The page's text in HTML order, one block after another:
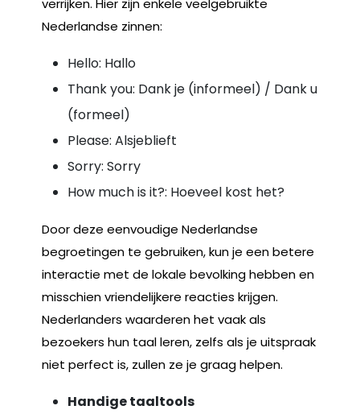
Nederlandse zinnen:
Hello: Hallo
Thank you: Dank je (informeel) / Dank u
(formeel)
Please: Alsjeblieft
Sorry: Sorry
How much is it?: Hoeveel kost het?
Door deze eenvoudige Nederlandse
begroetingen te gebruiken, kun je een betere
interactie met de lokale bevolking hebben en
misschien vriendelijkere reacties krijgen.
Nederlanders waarderen het vaak als
bezoekers hun taal leren, zelfs als je uitspraak
niet perfect is, zullen ze je graag helpen.
Handige taaltools